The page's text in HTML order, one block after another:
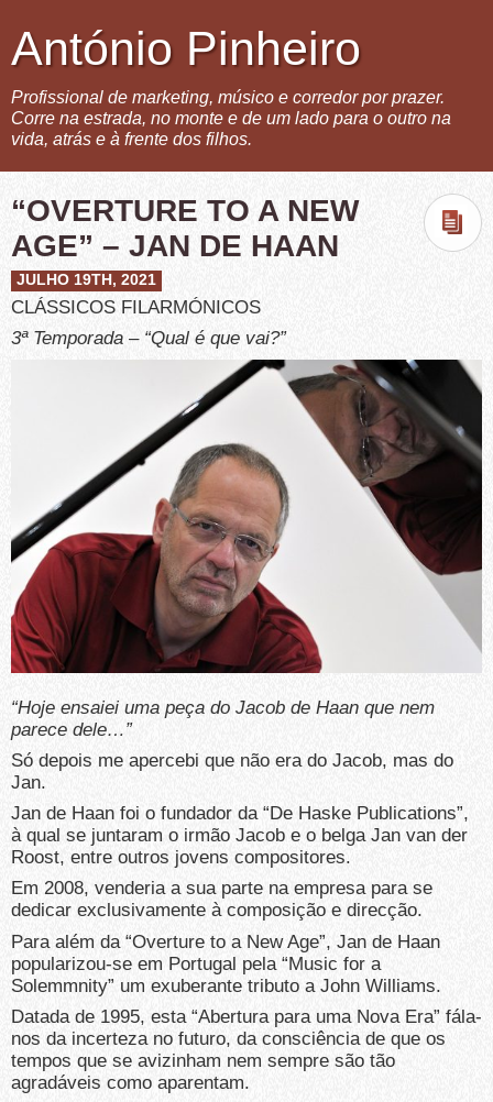
António Pinheiro
Profissional de marketing, músico e corredor por prazer.
Corre na estrada, no monte e de um lado para o outro na
vida, atrás e à frente dos filhos.
“OVERTURE TO A NEW
AGE” – JAN DE HAAN
JULHO 19TH, 2021
CLÁSSICOS FILARMÓNICOS
3ª Temporada – “Qual é que vai?”
“Hoje ensaiei uma peça do Jacob de Haan que nem
parece dele…”
Só depois me apercebi que não era do Jacob, mas do
Jan.
Jan de Haan foi o fundador da “De Haske Publications”,
à qual se juntaram o irmão Jacob e o belga Jan van der
Roost, entre outros jovens compositores.
Em 2008, venderia a sua parte na empresa para se
dedicar exclusivamente à composição e direcção.
Para além da “Overture to a New Age”, Jan de Haan
popularizou-se em Portugal pela “Music for a
Solemmnity” um exuberante tributo a John Williams.
Datada de 1995, esta “Abertura para uma Nova Era” fála-
nos da incerteza no futuro, da consciência de que os
tempos que se avizinham nem sempre são tão
agradáveis como aparentam.